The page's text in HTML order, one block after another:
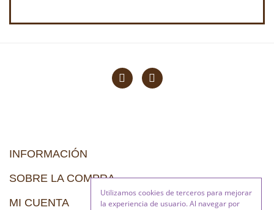
Utilizamos cookies de terceros para mejorar
la experiencia de usuario. Al navegar por
INFORMACIÓN
SOBRE LA COMPRA
MI CUENTA